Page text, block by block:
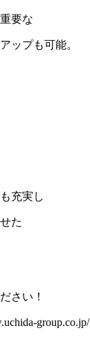
要な
ップも可能。
充実し
た
さい！
group.co.jp/